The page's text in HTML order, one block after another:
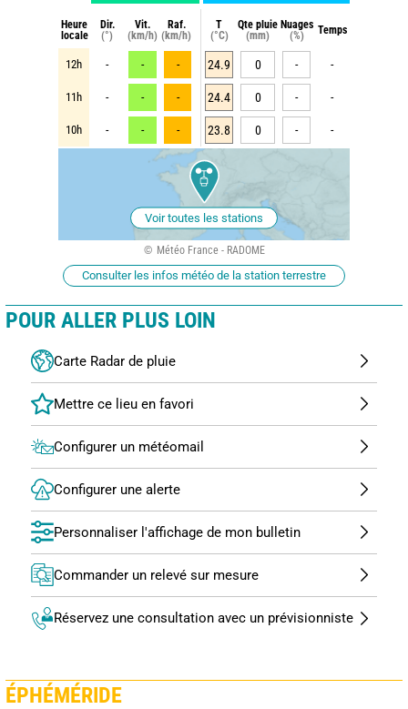
Heure
locale
Dir.
(°)
Vit.
(km/h)
Raf.
(km/h)
T
(°C)
Qte pluie
(mm)
Nuages
(%)
Temps
12h - - - 24.9 0 - -
11h - - - 24.4 0 - -
10h - - - 23.8 0 - -
Voir toutes les stations
Météo France - RADOME
Consulter les infos météo de la station terrestre
POUR ALLER PLUS LOIN
Carte Radar de pluie
Configurer un météomail
Configurer une alerte
Personnaliser l'affichage de mon bulletin
Commander un relevé sur mesure
Réservez une consultation avec un prévisionniste
ÉPHÉMÉRIDE